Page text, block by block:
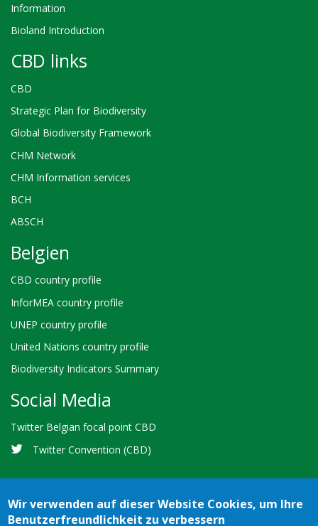
Information
Bioland Introduction
CBD links
CBD
Strategic Plan for Biodiversity
Global Biodiversity Framework
CHM Network
CHM Information services
BCH
ABSCH
Belgien
CBD country profile
InforMEA country profile
UNEP country profile
United Nations country profile
Biodiversity Indicators Summary
Social Media
Twitter Belgian focal point CBD
Twitter Convention (CBD)
Wir verwenden auf dieser Website Cookies, um Ihre
Benutzerfreundlichkeit zu verbessern